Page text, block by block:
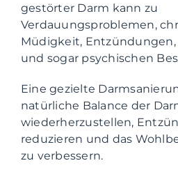
gestörter Darm kann zu
Verdauungsproblemen,
Müdigkeit,
und sogar psychischen
Eine gezielte
natürliche Balance der
wiederherzustellen,
reduzieren und das
zu verbessern.